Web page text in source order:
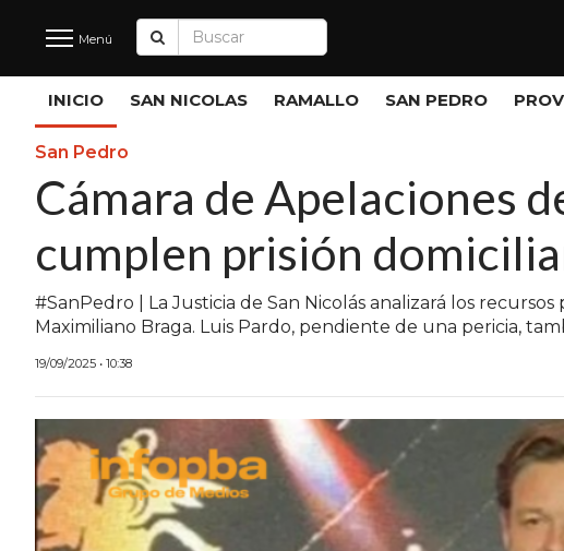
Últimas
Noticias
INICIO
NOTICIAS RECIENTES
SAN NICOLAS
PAIS
ECONOMÍA Y NEGOCIOS
Menú
INICIO SAN NICOLAS RAMALLO SAN PEDRO
San Pedro
Cámara de Apelaciones
cumplen prisión
#SanPedro | La Justicia de San Nicolás analizará los
Maximiliano Braga. Luis Pardo, pendiente de una pericia,
19/09/2025 • 10:38